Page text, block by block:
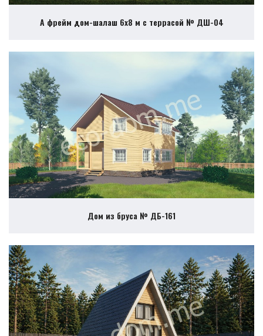
А фрейм дом-шалаш 6х8 м с террасой № ДШ-04
Дом из бруса № ДБ-161